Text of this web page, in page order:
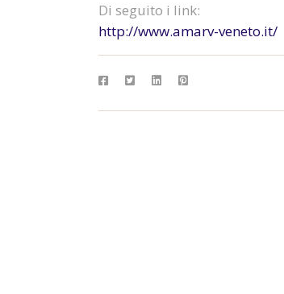
Di seguito i link:
http://www.amarv-veneto.it/